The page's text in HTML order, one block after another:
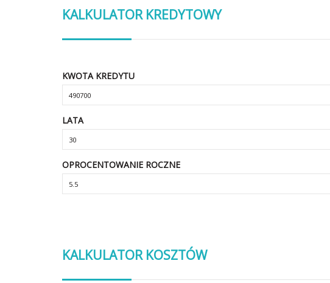
KALKULATOR KREDYTOWY
KWOTA KREDYTU
LATA
OPROCENTOWANIE ROCZNE
KALKULATOR KOSZTÓW